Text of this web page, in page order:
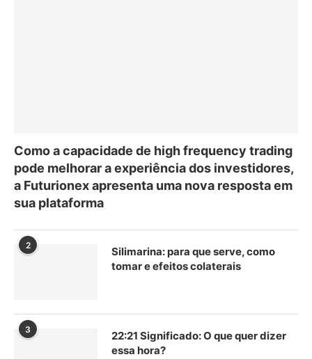
Como a capacidade de high frequency trading
pode melhorar a experiência dos investidores,
a Futurionex apresenta uma nova resposta em
sua plataforma
2
Silimarina: para que serve, como
tomar e efeitos colaterais
3
22:21 Significado: O que quer dizer
essa hora?